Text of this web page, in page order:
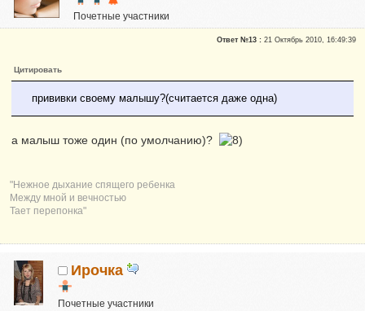
Почетные участники
Сказали "Спасибо": 3
Ответ №13 :21 Октябрь 2010, 16:49:39
Цитировать
прививки своему малышу?(считается даже одна)
а малыш тоже один (по умолчанию)?
"Нежное дыхание спящего ребенка
Между мной и вечностью
Тает перепонка"
Ирочка
Почетные участники